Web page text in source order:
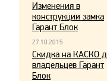
Изменения в
конструкции замка
Гарант Блок
27.10.2015
Скидка на КАСКО
владельцев Гарант
Блок